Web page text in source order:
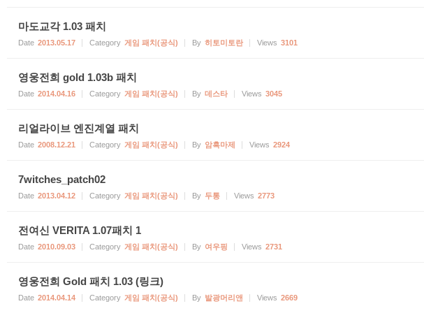
마도교각 1.03 패치
Date 2013.05.17 Category 게임 패치(공식) By 히토미토란 Views 3101
영웅전희 gold 1.03b 패치
Date 2014.04.16 Category 게임 패치(공식) By 데스타 Views 3045
리얼라이브 엔진계열 패치
Date 2008.12.21 Category 게임 패치(공식) By 암흑마제 Views 2924
7witches_patch02
Date 2013.04.12 Category 게임 패치(공식) By 두통 Views 2773
전여신 VERITA 1.07패치 1
Date 2010.09.03 Category 게임 패치(공식) By 여우핑 Views 2731
영웅전희 Gold 패치 1.03 (링크)
Date 2014.04.14 Category 게임 패치(공식) By 발광머리앤 Views 2669